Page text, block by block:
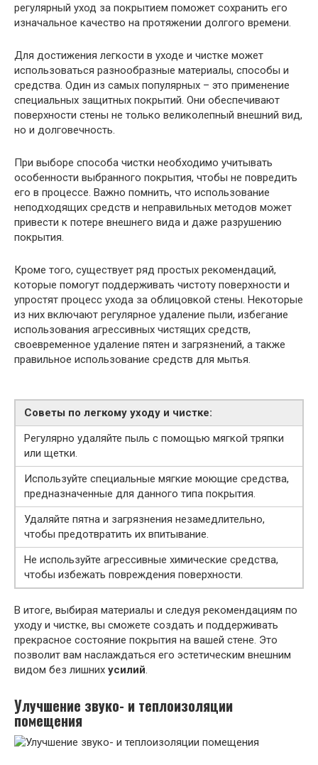
регулярный уход за покрытием поможет сохранить его
изначальное качество на протяжении долгого времени.
Для достижения легкости в уходе и чистке может
использоваться разнообразные материалы, способы и
средства. Один из самых популярных – это применение
специальных защитных покрытий. Они обеспечивают
поверхности стены не только великолепный внешний вид,
но и долговечность.
При выборе способа чистки необходимо учитывать
особенности выбранного покрытия, чтобы не повредить
его в процессе. Важно помнить, что использование
неподходящих средств и неправильных методов может
привести к потере внешнего вида и даже разрушению
покрытия.
Кроме того, существует ряд простых рекомендаций,
которые помогут поддерживать чистоту поверхности и
упростят процесс ухода за облицовкой стены. Некоторые
из них включают регулярное удаление пыли, избегание
использования агрессивных чистящих средств,
своевременное удаление пятен и загрязнений, а также
правильное использование средств для мытья.
Советы по легкому уходу и чистке:
Регулярно удаляйте пыль с помощью мягкой тряпки
или щетки.
Используйте специальные мягкие моющие средства,
предназначенные для данного типа покрытия.
Удаляйте пятна и загрязнения незамедлительно,
чтобы предотвратить их впитывание.
Не используйте агрессивные химические средства,
чтобы избежать повреждения поверхности.
В итоге, выбирая материалы и следуя рекомендациям по
уходу и чистке, вы сможете создать и поддерживать
прекрасное состояние покрытия на вашей стене. Это
позволит вам наслаждаться его эстетическим внешним
видом без лишних усилий.
Улучшение звуко- и теплоизоляции
помещения